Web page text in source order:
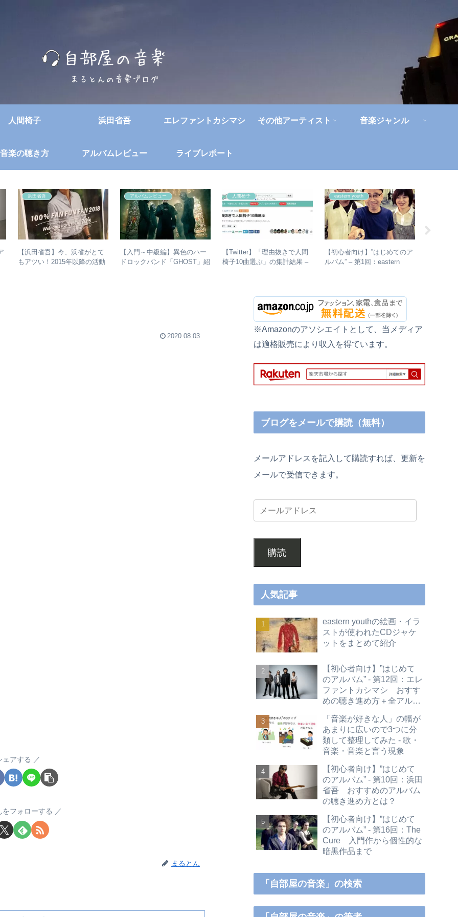
人間椅子 浜田省吾 エレファントカシマシ その他アーティスト 音楽ジャンル
音楽の聴き方 アルバムレビュー ライブレポート
浜田省吾
【浜田省吾】今、浜省がとて
もアツい！2015年以降の活動
アルバムレビュー
【入門～中級編】異色のハー
ドロックバンド「GHOST」紹
人間椅子
【Twitter】「理由抜きで人間
椅子10曲選ぶ」の集計結果 –
eastern youth
【初心者向け】”はじめてのア
ルバム” – 第1回：eastern
2020.08.03
ェアする
をフォローする
まるとん
※Amazonのアソシエイトとして、当メディア
は適格販売により収入を得ています。
ブログをメールで購読（無料）
メールアドレスを記入して購読すれば、更新を
メールで受信できます。
購読
人気記事
eastern youthの絵画・イラ
ストが使われたCDジャケ
ットをまとめて紹介
【初心者向け】”はじめて
のアルバム” - 第12回：エレ
ファントカシマシ おすす
めの聴き進め方＋全アルバ
「音楽が好きな人」の幅が
あまりに広いので3つに分
類して整理してみた - 歌・
音楽・音楽と言う現象
【初心者向け】”はじめて
のアルバム” - 第10回：浜田
省吾 おすすめのアルバム
の聴き進め方とは？
【初心者向け】”はじめて
のアルバム” - 第16回：The
Cure 入門作から個性的な
暗黒作品まで
「自部屋の音楽」の検索